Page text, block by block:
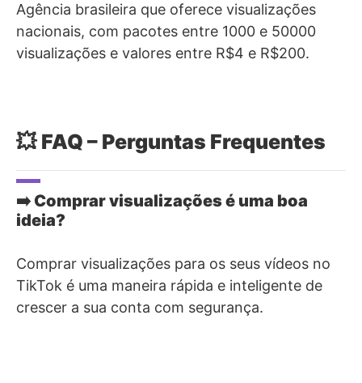
Agência brasileira que oferece visualizações
nacionais, com pacotes entre 1000 e 50000
visualizações e valores entre R$4 e R$200.
💥 FAQ – Perguntas Frequentes
➡️ Comprar visualizações é uma boa
ideia?
Comprar visualizações para os seus vídeos no
TikTok é uma maneira rápida e inteligente de
crescer a sua conta com segurança.